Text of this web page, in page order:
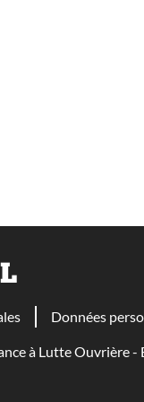
Données
à Lutte Ouvrière -